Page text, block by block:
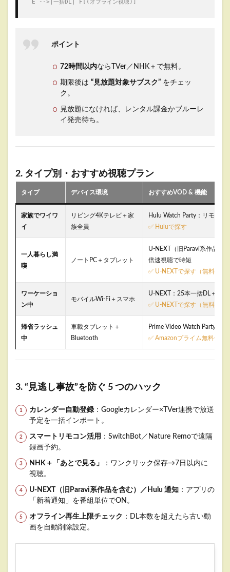
E -->|一括DL| F[(オフライン視聴)]
ポイント
72時間以内 ならTVer／NHK＋で無料。
期限後は “見放題対象サブスク” をチェッ
ク。
見放題になければ、レンタル課金かブルーレ
イ発売待ち。
2. タイプ別・おすすめ視聴プラン
タイプ デバイス環境 おすすめVOD & 機能
家族でワイワ
イ
リビング4Kテレビ＋家
族全員
Hulu Watch Party：リモコン
✅ Huluで探す
一人暮らし満
喫
ノートPC＋タブレット
U-NEXT（旧Paravi系作品を
倍速視聴で時短
✅ U-NEXTで探す（無料体験
ワーケーショ
ン中
モバイルWi-Fi＋スマホ
U-NEXT：25本一括DL＋再
✅ U-NEXTで探す（無料体験
帰省ラッシュ
中
車載タブレット＋
Bluetooth
Prime Video Watch Party：
✅ Amazonプライム無料体験
3. “見逃し事故”を防ぐ 5 つのハック
カレンダー自動登録 ：Googleカレンダー×TVer連携で放送
予定を一括インポート。
スマートリモコン活用 ：SwitchBot／Nature Remoで遠隔
録画予約。
NHK＋「あとで見る」
：ワンクリック保存→7日以内に
視聴。
U-NEXT（旧Paravi系作品を含む）／Hulu 通知 ：アプリの
「新着通知」を番組単位でON。
オフライン再生上限チェック ：DL本数を超えたら古い動
画を自動削除設定。